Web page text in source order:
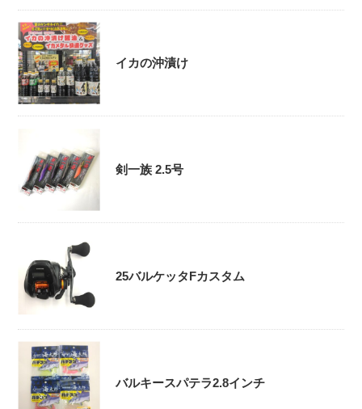
イカの沖漬け
剣一族 2.5号
25バルケッタFカスタム
バルキースパテラ2.8インチ